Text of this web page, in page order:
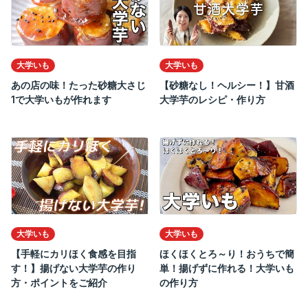
大学いも
あの店の味！たった砂糖大さじ
1で大学いもが作れます
大学いも
【砂糖なし！ヘルシー！】甘酒
大学芋のレシピ・作り方
大学いも
【手軽にカリほく食感を目指
す！】揚げない大学芋の作り
方・ポイントをご紹介
大学いも
ほくほくとろ～り！おうちで簡
単！揚げずに作れる！大学いも
の作り方